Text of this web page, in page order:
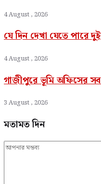
4 August , 2026
যে দিন দেখা যেতে পারে
4 August , 2026
গাজীপুরে ভূমি অফিসের সব
3 August , 2026
মতামত দিন